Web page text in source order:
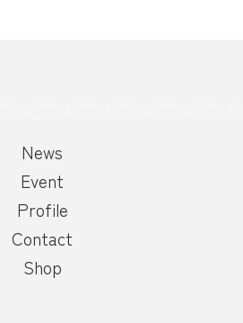
News
Event
Profile
Contact
Shop